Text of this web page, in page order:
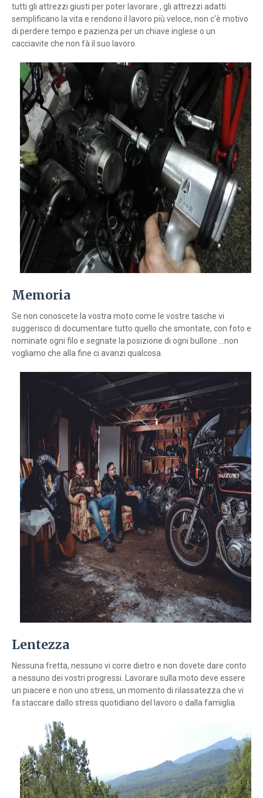
tutti gli attrezzi giusti per poter lavorare , gli attrezzi adatti
semplificano la vita e rendono il lavoro più veloce, non c'è motivo
di perdere tempo e pazienza per un chiave inglese o un
cacciavite che non fà il suo lavoro.
Memoria
Se non conoscete la vostra moto come le vostre tasche vi
suggerisco di documentare tutto quello che smontate, con foto e
nominate ogni filo e segnate la posizione di ogni bullone ...non
vogliamo che alla fine ci avanzi qualcosa.
Lentezza
Nessuna fretta, nessuno vi corre dietro e non dovete dare conto
a nessuno dei vostri progressi. Lavorare sulla moto deve essere
un piacere e non uno stress, un momento di rilassatezza che vi
fa staccare dallo stress quotidiano del lavoro o dalla famiglia.